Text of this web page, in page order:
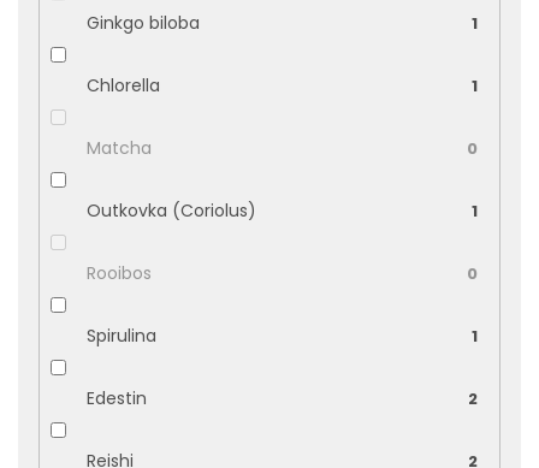
Ginkgo biloba 1
Chlorella 1
Matcha 0
Outkovka (Coriolus) 1
Rooibos 0
Spirulina 1
Edestin 2
Reishi 2